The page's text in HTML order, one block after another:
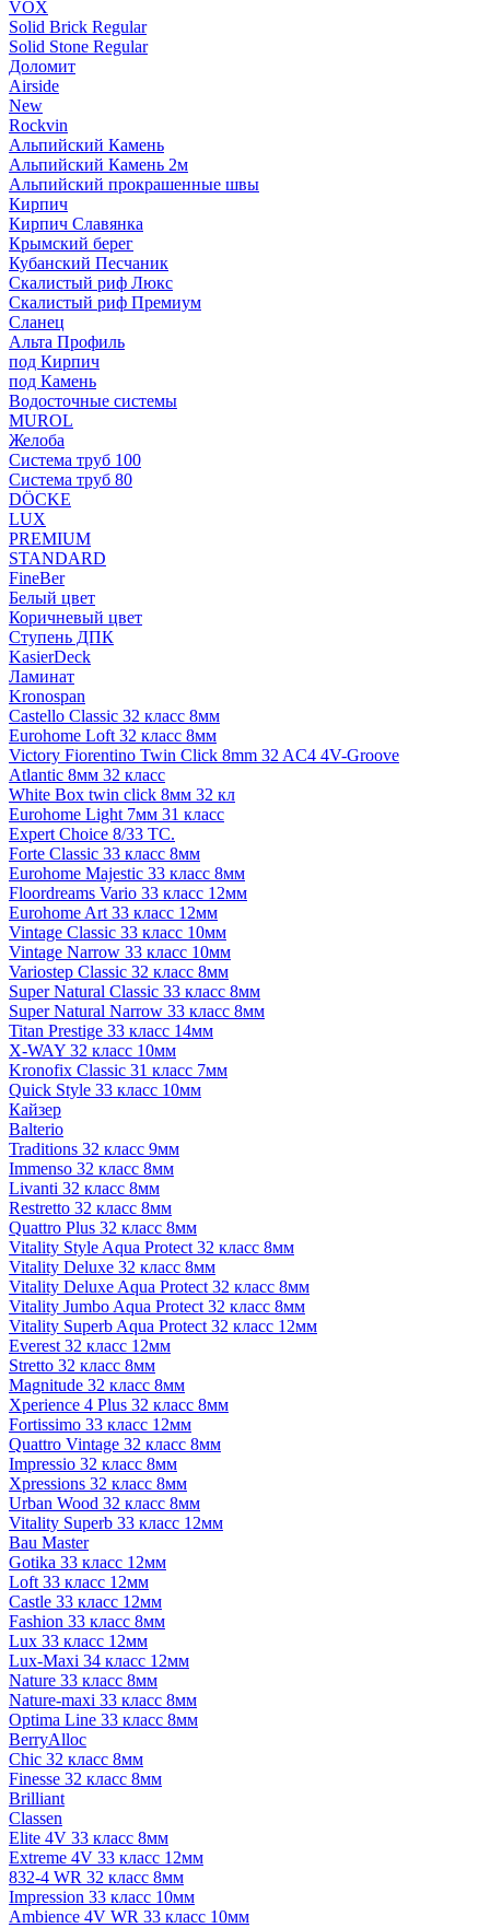
VOX
Solid Brick Regular
Solid Stone Regular
Доломит
Airside
New
Rockvin
Альпийский Камень
Альпийский Камень 2м
Альпийский прокрашенные швы
Кирпич
Кирпич Славянка
Крымский берег
Кубанский Песчаник
Скалистый риф Люкс
Скалистый риф Премиум
Сланец
Альта Профиль
под Кирпич
под Камень
Водосточные системы
MUROL
Желоба
Система труб 100
Система труб 80
DÖCKE
LUX
PREMIUM
STANDARD
FineBer
Белый цвет
Коричневый цвет
Ступень ДПК
KasierDeck
Ламинат
Kronospan
Castello Classic 32 класс 8мм
Eurohome Loft 32 класс 8мм
Victory Fiorentino Twin Click 8mm 32 AC4 4V-Groove
Atlantic 8мм 32 класс
White Box twin click 8мм 32 кл
Eurohome Light 7мм 31 класс
Expert Choice 8/33 TC.
Forte Classic 33 класс 8мм
Eurohome Majestic 33 класс 8мм
Floordreams Vario 33 класс 12мм
Eurohome Art 33 класс 12мм
Vintage Classic 33 класс 10мм
Vintage Narrow 33 класс 10мм
Variostep Classic 32 класс 8мм
Super Natural Classic 33 класс 8мм
Super Natural Narrow 33 класс 8мм
Titan Prestige 33 класс 14мм
X-WAY 32 класс 10мм
Kronofix Classic 31 класс 7мм
Quick Style 33 класс 10мм
Кайзер
Balterio
Traditions 32 класс 9мм
Immenso 32 класс 8мм
Livanti 32 класс 8мм
Restretto 32 класс 8мм
Quattro Plus 32 класс 8мм
Vitality Style Aqua Protect 32 класс 8мм
Vitality Deluxe 32 класс 8мм
Vitality Deluxe Aqua Protect 32 класс 8мм
Vitality Jumbo Aqua Protect 32 класс 8мм
Vitality Superb Aqua Protect 32 класс 12мм
Everest 32 класс 12мм
Stretto 32 класс 8мм
Magnitude 32 класс 8мм
Xperience 4 Plus 32 класс 8мм
Fortissimo 33 класс 12мм
Quattro Vintage 32 класс 8мм
Impressio 32 класс 8мм
Xpressions 32 класс 8мм
Urban Wood 32 класс 8мм
Vitality Superb 33 класс 12мм
Bau Master
Gotika 33 класс 12мм
Loft 33 класс 12мм
Castle 33 класс 12мм
Fashion 33 класс 8мм
Lux 33 класс 12мм
Lux-Maxi 34 класс 12мм
Nature 33 класс 8мм
Nature-maxi 33 класс 8мм
Optima Line 33 класс 8мм
BerryAlloc
Chic 32 класс 8мм
Finesse 32 класс 8мм
Brilliant
Classen
Elite 4V 33 класс 8мм
Extreme 4V 33 класс 12мм
832-4 WR 32 класс 8мм
Impression 33 класс 10мм
Ambience 4V WR 33 класс 10мм